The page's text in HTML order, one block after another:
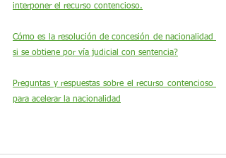
interponer el recurso contencioso.
Cómo es la resolución de concesión de nacionalidad
si se obtiene por vía judicial con sentencia?
Preguntas y respuestas sobre el recurso contencioso
para acelerar la nacionalidad